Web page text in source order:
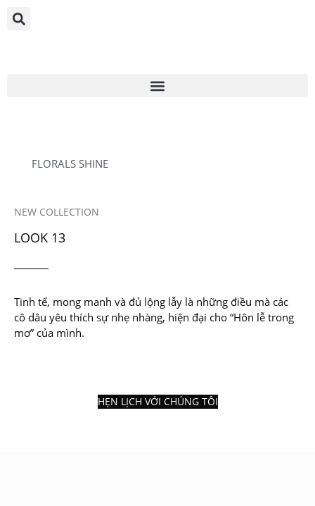
FLORALS SHINE
NEW COLLECTION
LOOK 13
Tinh tế, mong manh và đủ lộng lẫy là những điều mà các
cô dâu yêu thích sự nhẹ nhàng, hiện đại cho “Hôn lễ trong
mơ” của mình.
HẸN LỊCH VỚI CHÚNG TÔI